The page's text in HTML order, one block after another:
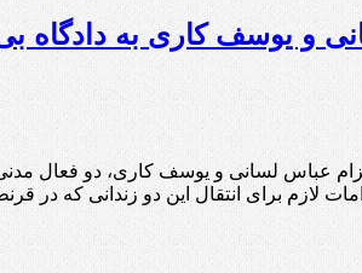
و یوسف کاری به دادگاه
لازم برای انتقال این دو زندانی که در